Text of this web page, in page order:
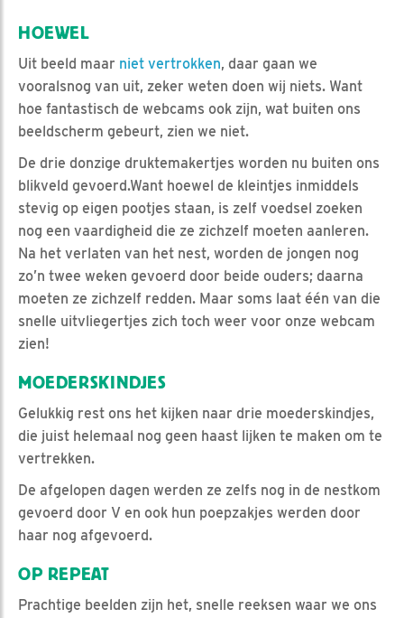
HOEWEL
Uit beeld maar niet vertrokken, daar gaan we
vooralsnog van uit, zeker weten doen wij niets. Want
hoe fantastisch de webcams ook zijn, wat buiten ons
beeldscherm gebeurt, zien we niet.
De drie donzige druktemakertjes worden nu buiten ons
blikveld gevoerd.Want hoewel de kleintjes inmiddels
stevig op eigen pootjes staan, is zelf voedsel zoeken
nog een vaardigheid die ze zichzelf moeten aanleren.
Na het verlaten van het nest, worden de jongen nog
zo’n twee weken gevoerd door beide ouders; daarna
moeten ze zichzelf redden. Maar soms laat één van die
snelle uitvliegertjes zich toch weer voor onze webcam
zien!
MOEDERSKINDJES
Gelukkig rest ons het kijken naar drie moederskindjes,
die juist helemaal nog geen haast lijken te maken om te
vertrekken.
De afgelopen dagen werden ze zelfs nog in de nestkom
gevoerd door V en ook hun poepzakjes werden door
haar nog afgevoerd.
OP REPEAT
Prachtige beelden zijn het, snelle reeksen waar we ons